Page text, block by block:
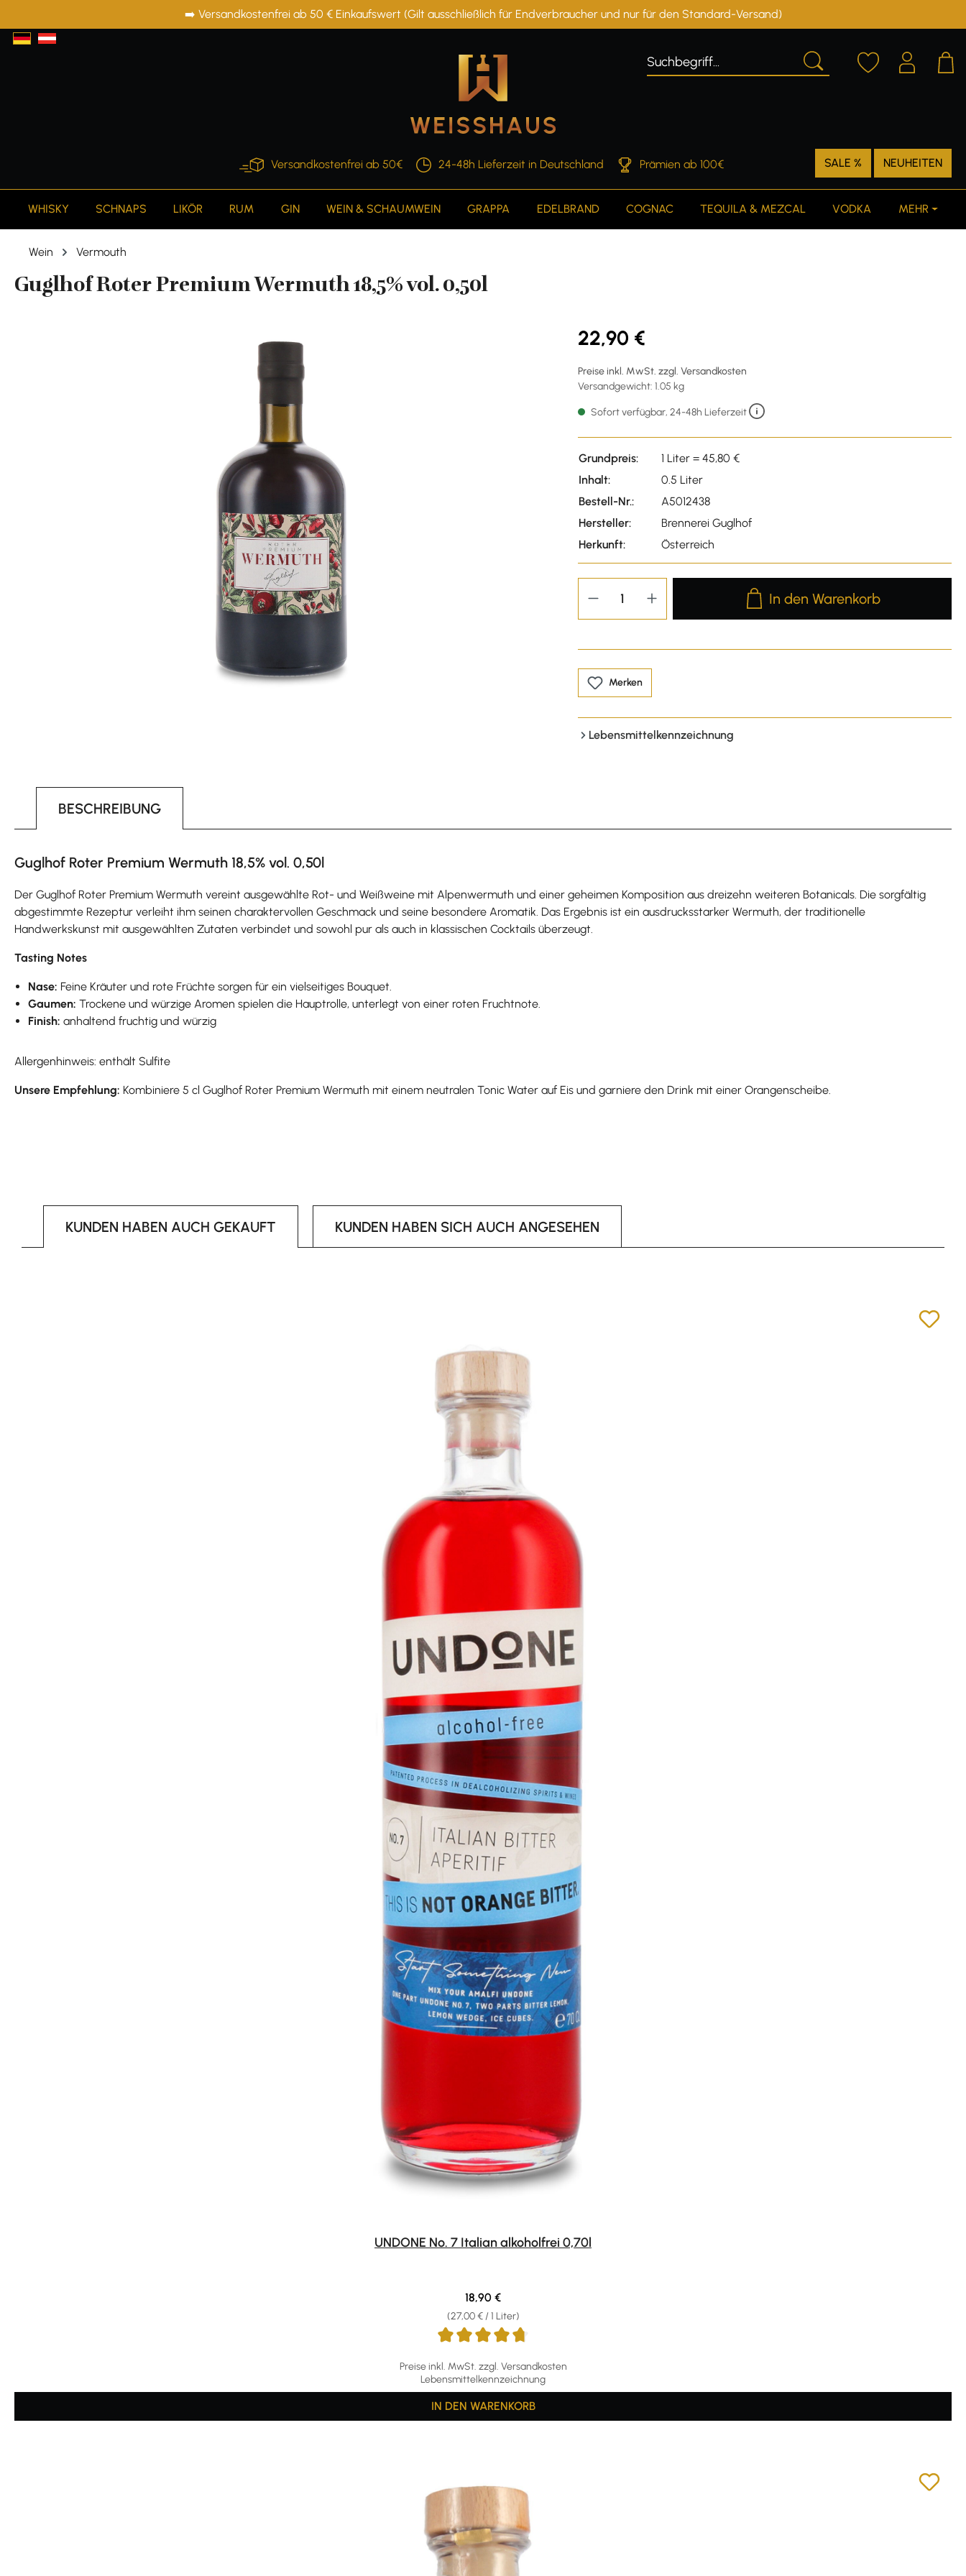
Zur Hauptnavigation springen➡️ Versandkostenfrei ab 50 € Einkaufswert (Gilt ausschließlich für Endverbraucher und nur für den Standard-Versand)
Versandkostenfrei ab 50€ 24-48h Lieferzeit in Deutschland Prämien ab 100€ SALE % NEUHEITEN
WHISKY SCHNAPS LIKÖR RUM GIN WEIN & SCHAUMWEIN GRAPPA EDELBRAND COGNAC TEQUILA & MEZCAL VODKA MEHR
Wein Vermouth
Guglhof Roter Premium Wermuth 18,5% vol. 0,50l
22,90 €
Preise inkl. MwSt. zzgl. Versandkosten
Versandgewicht: 1.05 kg
Sofort verfügbar, 24-48h Lieferzeit
Grundpreis:
1 Liter = 45,80 €
Inhalt:
0.5 Liter
Bestell-Nr.:
A5012438
Hersteller:
Brennerei Guglhof
Herkunft:
Österreich
Produkt Anzahl: Gib den
In den Warenkorb
Merken
Lebensmittelkennzeichnung
BESCHREIBUNG
Guglhof Roter Premium Wermuth 18,5% vol. 0,50l
Der Guglhof Roter Premium Wermuth vereint ausgewählte Rot- und Weißweine mit Alpenwermuth und einer geheimen Komposition aus dreizehn weiteren Botanicals. Die sorgfältig
abgestimmte Rezeptur verleiht ihm seinen charaktervollen Geschmack und seine besondere Aromatik. Das Ergebnis ist ein ausdrucksstarker Wermuth, der traditionelle
Handwerkskunst mit ausgewählten Zutaten verbindet und sowohl pur als auch in klassischen Cocktails überzeugt.
Tasting Notes
Nase: Feine Kräuter und rote Früchte sorgen für ein vielseitiges Bouquet.
Gaumen: Trockene und würzige Aromen spielen die Hauptrolle, unterlegt von einer roten Fruchtnote.
Finish:anhaltend fruchtig und würzig
Allergenhinweis: enthält Sulfite
Unsere Empfehlung: Kombiniere 5 cl Guglhof Roter Premium Wermuth mit einem neutralen Tonic Water auf Eis und garniere den Drink mit einer Orangenscheibe.
KUNDEN HABEN AUCH GEKAUFT KUNDEN HABEN SICH AUCH ANGESEHEN
UNDONE No. 7 Italian alkoholfrei 0,70l
Preise inkl. MwSt. zzgl. Versandkosten
Lebensmittelkennzeichnung
(27,00 € / 1 Liter)
Regulärer Preis:
18,90 €
IN DEN WARENKORB